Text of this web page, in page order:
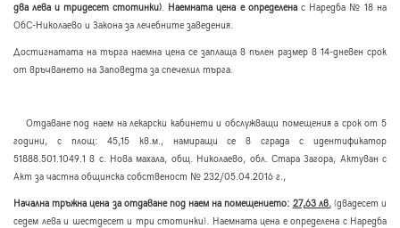
два лева и тридесет стотинки). Наемната цена е определенас Наредба № 18 на
ОбС-Николаево и Закона за лечебните заведения.
Достигнатата на търга наемна цена се заплаща в пълен размер в 14-дневен срок
от връчването на Заповедта за спечелил търга.
Отдаване под наем на лекарски кабинети и обслужващи помещения а срок от 5
години, с площ: 45,15 кв.м., намиращи се в сграда с идентификатор
51888.501.1049.1 в с. Нова махала, общ. Николаево, обл. Стара Загора, Актуван с
Акт за частна общинска собственост № 232/05.04.2016 г.,
Начална тръжна цена за отдаване под наем на помещението: 27,63 лв. (двадесет и
седем лева и шестдесет и три стотинки). Наемната цена е определена с Наредба